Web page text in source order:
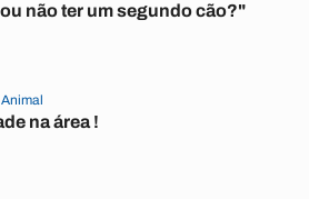
não ter um segundo cão?"
na área !